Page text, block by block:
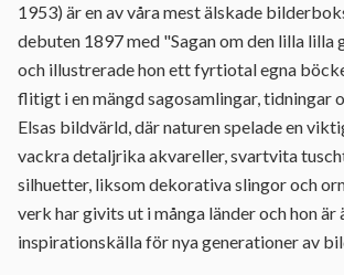
1953) är en av våra mest älskade
debuten 1897 med "Sagan om den lilla lilla
och illustrerade hon ett fyrtiotal egna
flitigt i en mängd sagosamlingar, tidningar
Elsas bildvärld, där naturen spelade en
vackra detaljrika akvareller, svartvita
silhuetter, liksom dekorativa slingor och
verk har givits ut i många länder och hon är
inspirationskälla för nya generationer av